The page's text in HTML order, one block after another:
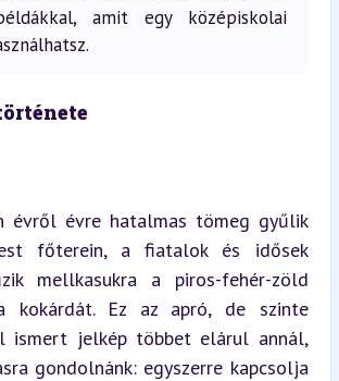
amit egy középiskolai
évről évre hatalmas tömeg gyűlik
főterein, a fiatalok és idősek
mellkasukra a piros-fehér-zöld
kokárdát. Ez az apró, de szinte
ismert jelkép többet elárul annál,
gondolnánk: egyszerre kapcsolja